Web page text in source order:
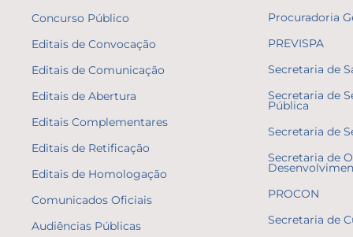
Concurso Público
Editais de Convocação
Editais de Comunicação
Editais de Abertura
Editais Complementares
Editais de Retificação
Editais de Homologação
Comunicados Oficiais
Audiências Públicas
Procuradoria
PREVISPA
Secretaria de
Secretaria de
Pública
Secretaria de
Secretaria de
PROCON
Secretaria de